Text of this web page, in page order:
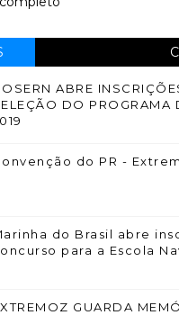
ABRE
DO PROGRAMA
do PR -
do Brasil abre
para a Escola
GUARDA